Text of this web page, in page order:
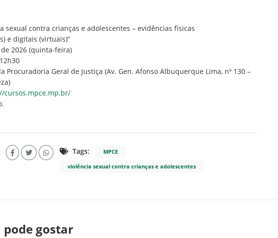
sexual contra crianças e adolescentes – evidências físicas
e digitais (virtuais)”
2026 (quinta-feira)
Procuradoria Geral de Justiça (Av. Gen. Afonso Albuquerque Lima, nº 130 –
cursos.mpce.mp.br/
Tags: MPCE
violência sexual contra crianças e adolescentes
gostar